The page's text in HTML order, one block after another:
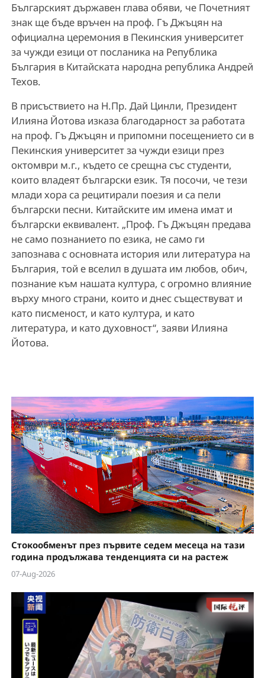
Българският държавен глава обяви, че Почетният
знак ще бъде връчен на проф. Гъ Джъцян на
официална церемония в Пекинския университет
за чужди езици от посланика на Република
България в Китайската народна република Андрей
Техов.
В присъствието на Н.Пр. Дай Цинли, Президент
Илияна Йотова изказа благодарност за работата
на проф. Гъ Джъцян и припомни посещението си в
Пекинския университет за чужди езици през
октомври м.г., където се срещна със студенти,
които владеят български език. Тя посочи, че тези
млади хора са рецитирали поезия и са пели
български песни. Китайските им имена имат и
български еквивалент. „Проф. Гъ Джъцян предава
не само познанието по езика, не само ги
запознава с основната история или литература на
България, той е вселил в душата им любов, обич,
познание към нашата култура, с огромно влияние
върху много страни, които и днес съществуват и
като писменост, и като култура, и като
литература, и като духовност“, заяви Илияна
Йотова.
Стокообменът през първите седем месеца на тази
година продължава тенденцията си на растеж
07-Aug-2026